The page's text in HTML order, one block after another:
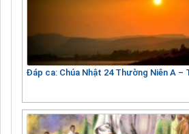
Đáp ca: Chúa Nhật 24 Thường Niên A –